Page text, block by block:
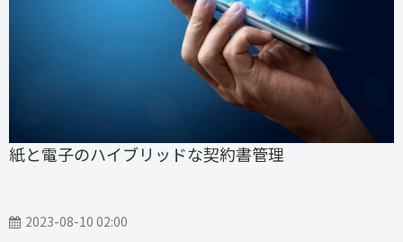
紙と電子のハイブリッドな契約書管理
2023-08-10 02:00